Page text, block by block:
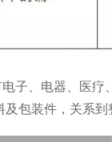
子、电器、医疗
包装件，关系到